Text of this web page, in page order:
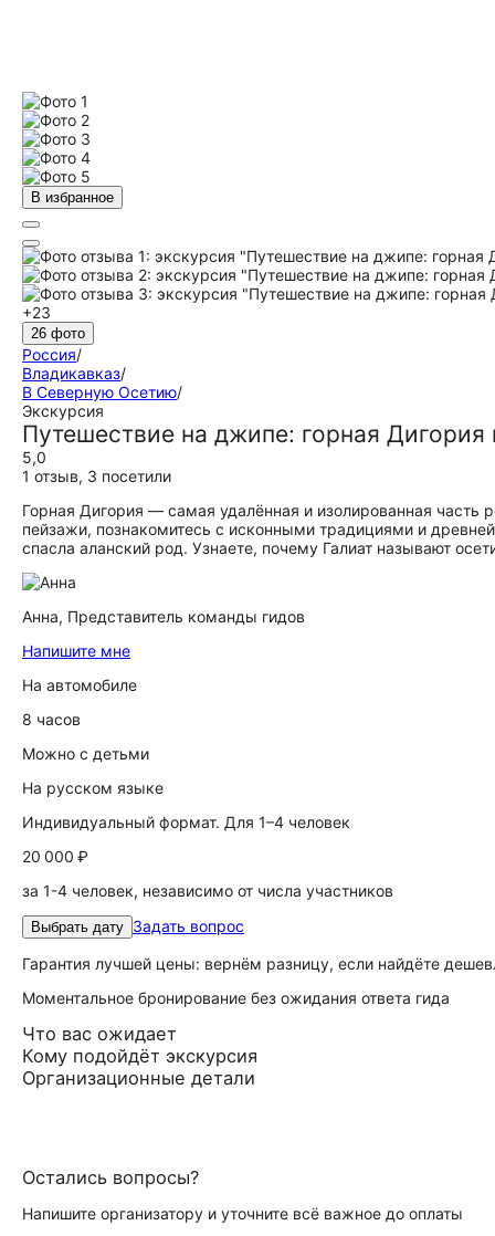
В избранное
+23
26 фото
Россия/
Владикавказ/
В Северную Осетию/
Экскурсия
Путешествие на джипе: горная Дигория
5,0
1 отзыв, 3 посетили
Горная Дигория — самая удалённая и изолированная часть
пейзажи, познакомитесь с исконными традициями и
спасла аланский род. Узнаете, почему Галиат называют
Анна, Представитель команды гидов
Напишите мне
На автомобиле
8 часов
Можно с детьми
На русском языке
Индивидуальный формат. Для 1–4 человек
20 000 ₽
за 1-4 человек, независимо от числа участников
Выбрать дату Задать вопрос
Гарантия лучшей цены: вернём разницу, если найдёте
Моментальное бронирование без ожидания ответа гида
Что вас ожидает
Кому подойдёт экскурсия
Организационные детали
Остались вопросы?
Напишите организатору и уточните всё важное до оплаты